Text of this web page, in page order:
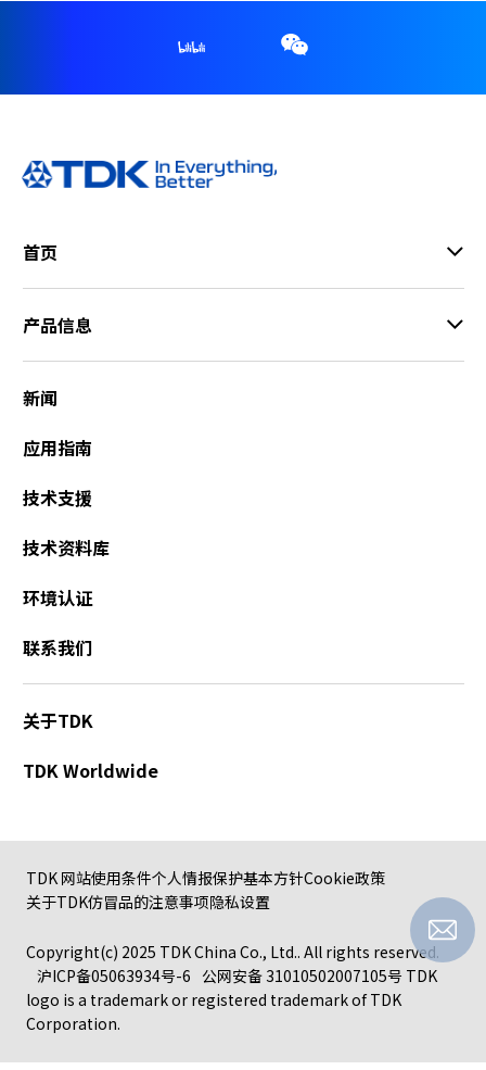
首页
产品信息
新闻
应用指南
技术支援
技术资料库
环境认证
联系我们
关于TDK
TDK Worldwide
TDK 网站使用条件个人情报保护基本方针Cookie政策
关于TDK仿冒品的注意事项隐私设置
Copyright(c) 2025 TDK China Co., Ltd.. All rights reserved.
沪ICP备05063934号-6 公网安备 31010502007105号 TDK
logo is a trademark or registered trademark of TDK
Corporation.